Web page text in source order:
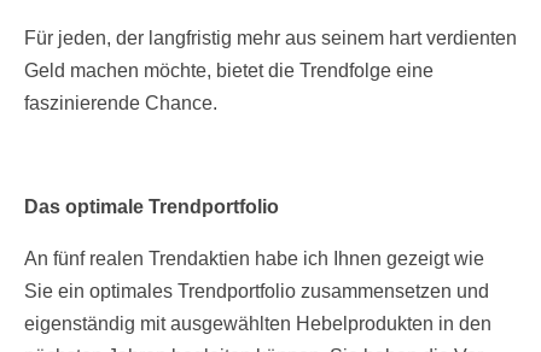
Für jeden, der langfristig mehr aus seinem hart verdienten
Geld machen möchte, bietet die Trendfolge eine
faszinierende Chance.
Das optimale Trendportfolio
An fünf realen Trendaktien habe ich Ihnen gezeigt wie
Sie ein optimales Trendportfolio zusammensetzen und
eigenständig mit ausgewählten Hebelprodukten in den